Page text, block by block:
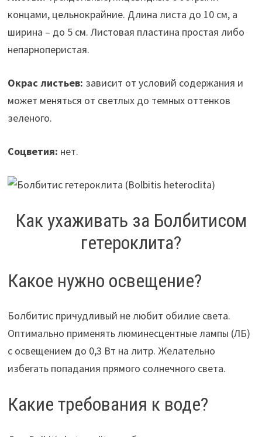
концами, цельнокрайние. Длина листа до 10 см, а
ширина – до 5 см. Листовая пластина простая либо
непарноперистая.
Окрас листьев: зависит от условий содержания и
может меняться от светлых до темных оттенков
зеленого.
Соцветия: нет.
Как ухаживать за Болбитисом
гетероклита?
Какое нужно освещение?
Болбитис причудливый не любит обилие света.
Оптимально применять люминесцентные лампы (ЛБ)
с освещением до 0,3 Вт на литр. Желательно
избегать попадания прямого солнечного света.
Какие требования к воде?